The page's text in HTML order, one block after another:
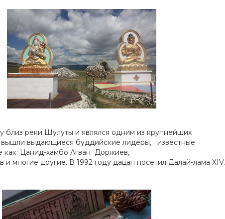
близ реки Шулуты и являлся одним из крупнейших
вышли выдающиеся буддийские лидеры, известные
как: Цанид-хамбо Агван Доржиев,
многие другие. В 1992 году дацан посетил Далай-лама ХIV.